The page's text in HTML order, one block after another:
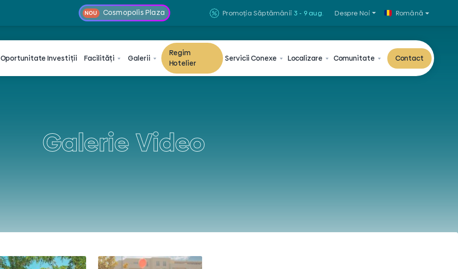
NOU Cosmopolis Plaza Română
Promoția Săptămânii 3 - 9 aug. Despre Noi
OportunitateInvestiții Facilități Galerii
Regim
Hotelier
ServiciiConexe Localizare Comunitate Contact
Galerie Video